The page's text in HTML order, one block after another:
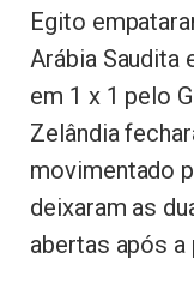
Egito
Arábia Saudita
em 1 x 1 pelo
Zelândia
movimentado
deixaram as
abertas após a